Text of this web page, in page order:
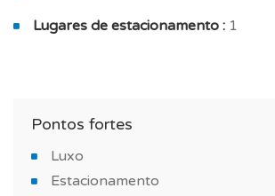
Esta moradia é adequada para
Lugares de estacionamento : 1
Pontos fortes
Luxo
Estacionamento